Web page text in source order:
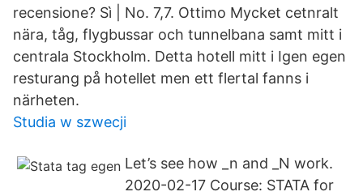
recensione? Sì | No. 7,7. Ottimo Mycket cetnralt
nära, tåg, flygbussar och tunnelbana samt mitt i
centrala Stockholm. Detta hotell mitt i Igen egen
resturang på hotellet men ett flertal fanns i
närheten.
Studia w szwecji
Let’s see how _n and _N work.
2020-02-17 Course: STATA for